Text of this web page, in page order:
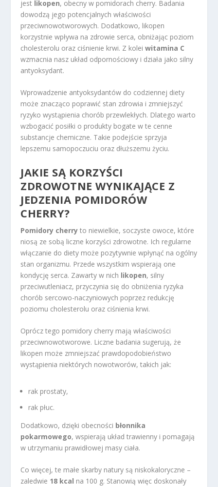
jest likopen, obecny w pomidorach cherry. Badania
dowodzą jego potencjalnych właściwości
przeciwnowotworowych. Dodatkowo, likopen
korzystnie wpływa na zdrowie serca, obniżając poziom
cholesterolu oraz ciśnienie krwi. Z koleiwitamina C
wzmacnia nasz układ odpornościowy i działa jako silny
antyoksydant.
Wprowadzenie antyoksydantów do codziennej diety
może znacząco poprawić stan zdrowia i zmniejszyć
ryzyko wystąpienia chorób przewlekłych. Dlatego warto
wzbogacić posiłki o produkty bogate w te cenne
substancje chemiczne. Takie podejście sprzyja
lepszemu samopoczuciu oraz dłuższemu życiu.
JAKIE SĄ KORZYŚCI
ZDROWOTNE WYNIKAJĄCE Z
JEDZENIA POMIDORÓW
CHERRY?
Pomidory cherry to niewielkie, soczyste owoce, które
niosą ze sobą liczne korzyści zdrowotne. Ich regularne
włączanie do diety może pozytywnie wpłynąć na ogólny
stan organizmu. Przede wszystkim wspierają one
kondycję serca. Zawarty w nich likopen, silny
przeciwutleniacz, przyczynia się do obniżenia ryzyka
chorób sercowo-naczyniowych poprzez redukcję
poziomu cholesterolu oraz ciśnienia krwi.
Oprócz tego pomidory cherry mają właściwości
przeciwnowotworowe. Liczne badania sugerują, że
likopen może zmniejszać prawdopodobieństwo
wystąpienia niektórych nowotworów, takich jak:
rak prostaty,
rak płuc.
Dodatkowo, dzięki obecności błonnika
pokarmowego, wspierają układ trawienny i pomagają
w utrzymaniu prawidłowej masy ciała.
Co więcej, te małe skarby natury są niskokaloryczne –
zaledwie 18 kcal na 100 g. Stanowią więc doskonały